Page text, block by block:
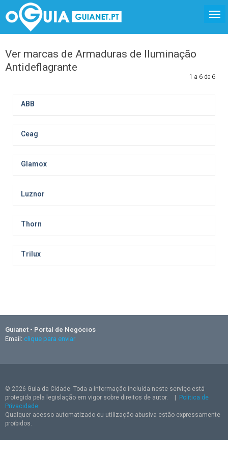
Ver marcas de Armaduras de Iluminação
Antideflagrante
1 a 6 de 6
ABB
Ceag
Glamox
Luznor
Thorn
Trilux
Guianet - Portal de Negócios
Email: clique para enviar
© 2026 Guia da Cidade. Toda a informação incluída neste serviço está
protegida pela legislação em vigor sobre direitos de autor.
Política de
Privacidade
Qualquer acesso automatizado ou utilização abusiva estão expressamente
proibidos.